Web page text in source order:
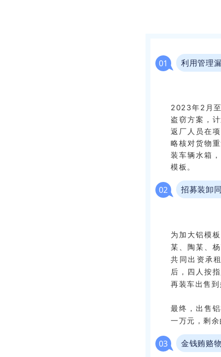
01 利用管理
2023年2月
盗窃方案，
返厂人员在
略核对货物
装车辆水箱
模板。
02 招募装卸
为加大铝模
某、陶某、
共同出资承
后，四人按
再装车出售
最终，出售
一万元，剩
03 金钱贿赂